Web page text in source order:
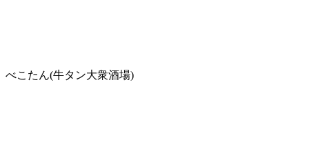
べこたん(牛タン大衆酒場)